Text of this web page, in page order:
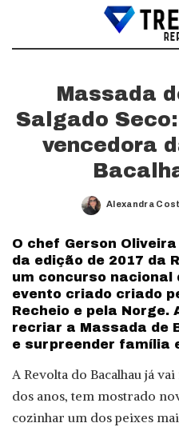
Massada
Salgado
vencedora
Posted
Alexandra
O chef Gerson
da edição de 2017 da
um concurso nacional
evento criado criado
Recheio e pela Norge.
recriar a Massada de
e surpreender família
A Revolta do Bacalhau já
dos anos, tem mostrado
cozinhar um dos peixes